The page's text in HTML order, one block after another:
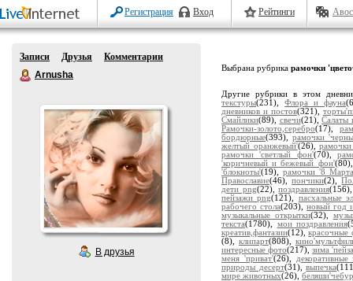
Регистрация Вход Рейтинги
Записи Друзья
Комментарии
Arnusha
В друзья
Выбрана рубрика рамочки
Другие рубрики в этом
текстуры(231), Флора и фауна
дневников и постов(321),
Смайлики(89), свечи(21),Салаты
Рамочки-золото,серебро(17),
бордюрные(393), рамочки
желтый оранжевый'(26),
рамочки 'светлый фон'(70),
'коричневый и бежевый фон'
'блокноты'(19),рамочки '8
Православие(46),пончики(2),
дети png(22),поздравления
пейзажи png(121), пасхальные
рабочего стола(203),новый год
музыкальные открытки(32),
текста(1780), мои поздравления
креатив,фантазии(12),красочные
(8), клипарт(808),
интересные фото(217),зима
меня 'приват'(26),
декоративные
природы десерт(31),выпечка
мире животных(26),